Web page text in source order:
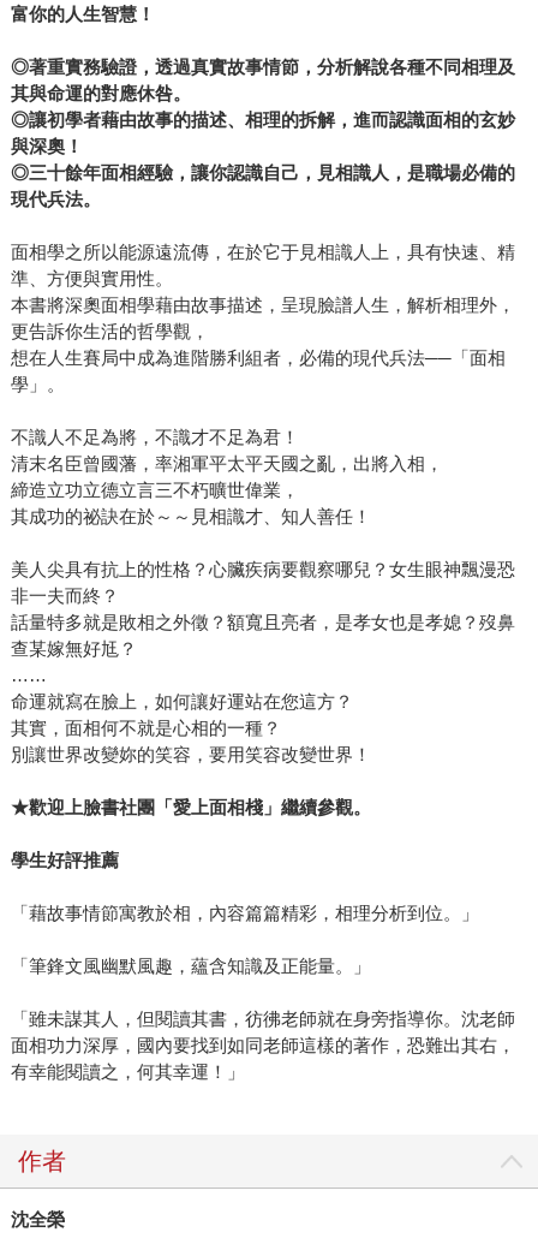
富你的人生智慧！
◎著重實務驗證，透過真實故事情節，分析解說各種不同相理及
其與命運的對應休咎。
◎讓初學者藉由故事的描述、相理的拆解，進而認識面相的玄妙
與深奧！
◎三十餘年面相經驗，讓你認識自己，見相識人，是職場必備的
現代兵法。
面相學之所以能源遠流傳，在於它于見相識人上，具有快速、精
準、方便與實用性。
本書將深奧面相學藉由故事描述，呈現臉譜人生，解析相理外，
更告訴你生活的哲學觀，
想在人生賽局中成為進階勝利組者，必備的現代兵法──「面相
學」。
不識人不足為將，不識才不足為君！
清末名臣曾國藩，率湘軍平太平天國之亂，出將入相，
締造立功立德立言三不朽曠世偉業，
其成功的祕訣在於～～見相識才、知人善任！
美人尖具有抗上的性格？心臟疾病要觀察哪兒？女生眼神飄漫恐
非一夫而終？
話量特多就是敗相之外徵？額寬且亮者，是孝女也是孝媳？歿鼻
查某嫁無好尪？
……
命運就寫在臉上，如何讓好運站在您這方？
其實，面相何不就是心相的一種？
別讓世界改變妳的笑容，要用笑容改變世界！
★歡迎上臉書社團「愛上面相棧」繼續參觀。
學生好評推薦
「藉故事情節寓教於相，內容篇篇精彩，相理分析到位。」
「筆鋒文風幽默風趣，蘊含知識及正能量。」
「雖未謀其人，但閱讀其書，彷彿老師就在身旁指導你。沈老師
面相功力深厚，國內要找到如同老師這樣的著作，恐難出其右，
有幸能閱讀之，何其幸運！」
作者
沈全榮